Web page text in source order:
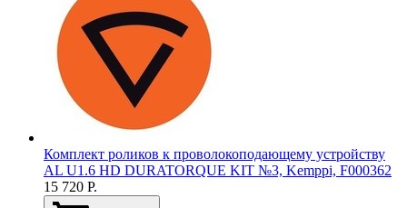
Комплект роликов к проволокоподающему устройству
AL U1.6 HD DURATORQUE KIT №3, Kemppi, F000362
15 720 Р.